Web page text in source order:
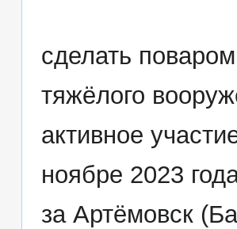
сделать
тяжёлого
активное
ноябре 2023
за Артёмовск